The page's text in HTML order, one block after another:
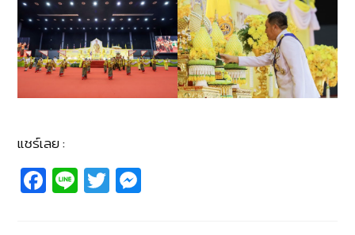
แชร์เลย :
Fa
c
Li
n
T
wi